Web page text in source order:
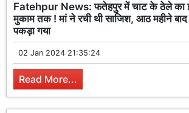
Fatehpur News: फतेहपुर में चाट के ठेले का
मुकाम तक ! मां ने रची थी साजिश, आठ महीने बाद
पकड़ा गया
02 Jan 2024 21:35:24
Read More...